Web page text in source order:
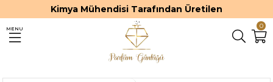
Premium ve Kalıcı
0
MENU